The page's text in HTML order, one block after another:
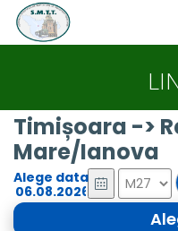
Timișoara ->
Mare/Ianova
Alege data